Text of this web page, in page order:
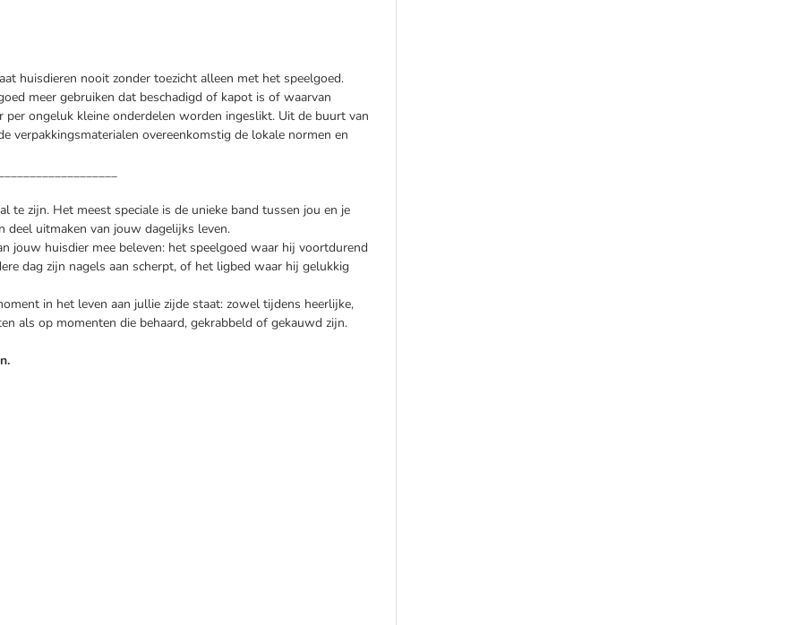
huisdieren nooit zonder toezicht alleen met het speelgoed.
meer gebruiken dat beschadigd of kapot is of waarvan
ongeluk kleine onderdelen worden ingeslikt. Uit de buurt van
verpakkingsmaterialen overeenkomstig de lokale normen en
te zijn. Het meest speciale is de unieke band tussen jou en je
uitmaken van jouw dagelijks leven.
jouw huisdier mee beleven: het speelgoed waar hij voortdurend
dag zijn nagels aan scherpt, of het ligbed waar hij gelukkig
in het leven aan jullie zijde staat: zowel tijdens heerlijke,
als op momenten die behaard, gekrabbeld of gekauwd zijn.